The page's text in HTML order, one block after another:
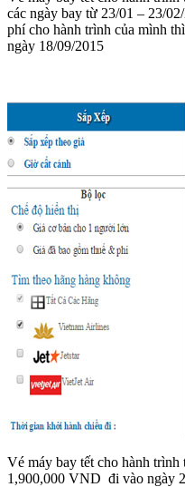
các ngày bay từ 23/01 – 23/
phí cho hành trình của mình
ngày 18/09/2015
Vé máy bay tết cho hành
1,900,000 VND đi vào ngày